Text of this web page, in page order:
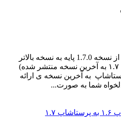
بسته خدمات ارتقا پرستاشاپ از نسخه 1.7.0 پایه به نسخه بالاتر
ارتقا پایه پرستاشاپ (از نسخه ۱.۷ به آخرین نسخه منتشر شده)
به آخرین نسخه ی ارائه